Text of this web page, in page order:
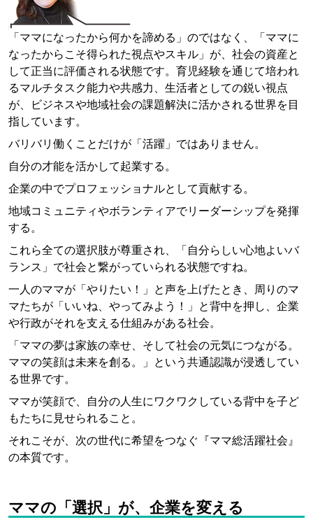
「ママになったから何かを諦める」のではなく、「ママに
なったからこそ得られた視点やスキル」が、社会の資産と
して正当に評価される状態です。育児経験を通じて培われ
るマルチタスク能力や共感力、生活者としての鋭い視点
が、ビジネスや地域社会の課題解決に活かされる世界を目
指しています。
バリバリ働くことだけが「活躍」ではありません。
自分の才能を活かして起業する。
企業の中でプロフェッショナルとして貢献する。
地域コミュニティやボランティアでリーダーシップを発揮
する。
これら全ての選択肢が尊重され、「自分らしい心地よいバ
ランス」で社会と繋がっていられる状態ですね。
一人のママが「やりたい！」と声を上げたとき、周りのマ
マたちが「いいね、やってみよう！」と背中を押し、企業
や行政がそれを支える仕組みがある社会。
「ママの夢は家族の幸せ、そして社会の元気につながる。
ママの笑顔は未来を創る。」という共通認識が浸透してい
る世界です。
ママが笑顔で、自分の人生にワクワクしている背中を子ど
もたちに見せられること。
それこそが、次の世代に希望をつなぐ『ママ総活躍社会』
の本質です。
ママの「選択」が、企業を変える